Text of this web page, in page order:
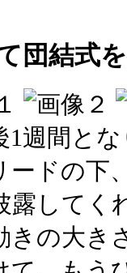
団結式
週間と
ードの下
露してく
きの大き